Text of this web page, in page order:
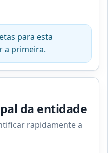
para esta
a primeira.
da entidade
rapidamente a